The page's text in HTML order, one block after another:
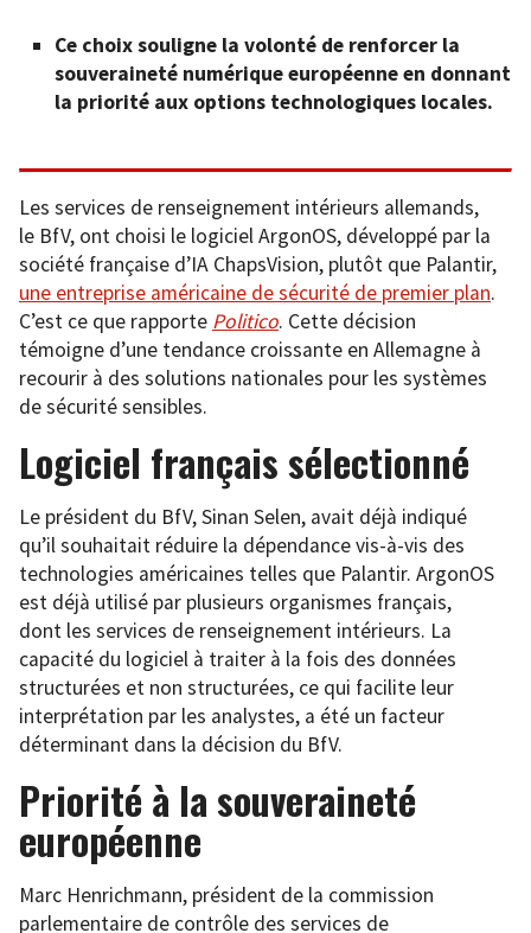
Ce choix souligne la volonté de renforcer la
souveraineté numérique européenne en donnant
la priorité aux options technologiques locales.
Les services de renseignement intérieurs allemands,
le BfV, ont choisi le logiciel ArgonOS, développé par la
société française d’IA ChapsVision, plutôt que Palantir,
une entreprise américaine de sécurité de premier plan.
C’est ce que rapporte Politico. Cette décision
témoigne d’une tendance croissante en Allemagne à
recourir à des solutions nationales pour les systèmes
de sécurité sensibles.
Logiciel français sélectionné
Le président du BfV, Sinan Selen, avait déjà indiqué
qu’il souhaitait réduire la dépendance vis-à-vis des
technologies américaines telles que Palantir. ArgonOS
est déjà utilisé par plusieurs organismes français,
dont les services de renseignement intérieurs. La
capacité du logiciel à traiter à la fois des données
structurées et non structurées, ce qui facilite leur
interprétation par les analystes, a été un facteur
déterminant dans la décision du BfV.
Priorité à la souveraineté
européenne
Marc Henrichmann, président de la commission
parlementaire de contrôle des services de